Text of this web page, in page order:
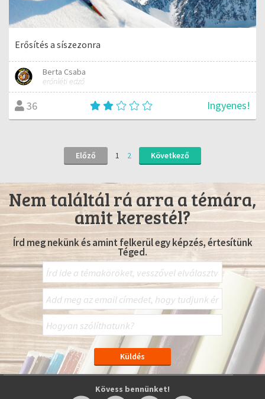
Erősítés a síszezonra
Berta Csaba
erőnléti edző
36 Ingyenes!
Előző 1 2 Következő
Nem találtál rá arra a témára,
amit kerestél?
Írd meg nekünk és amint felkerül egy képzés, értesítünk
Téged.
Kövess bennünket!